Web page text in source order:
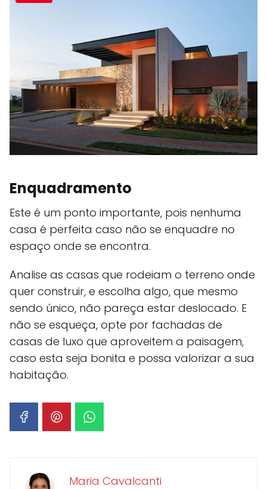
Enquadramento
Este é um ponto importante, pois nenhuma
casa é perfeita caso não se enquadre no
espaço onde se encontra.
Analise as casas que rodeiam o terreno onde
quer construir, e escolha algo, que mesmo
sendo único, não pareça estar deslocado. E
não se esqueça, opte por fachadas de
casas de luxo que aproveitem a paisagem,
caso esta seja bonita e possa valorizar a sua
habitação.
Maria Cavalcanti